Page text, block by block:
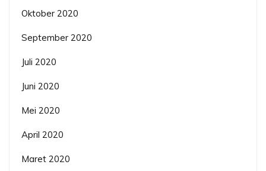
Oktober 2020
September 2020
Juli 2020
Juni 2020
Mei 2020
April 2020
Maret 2020